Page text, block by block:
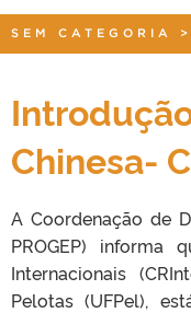
SEM CATEGORIA >
Chinesa-
A Coordenação de
PROGEP) informa
Internacionais
Pelotas (UFPel),